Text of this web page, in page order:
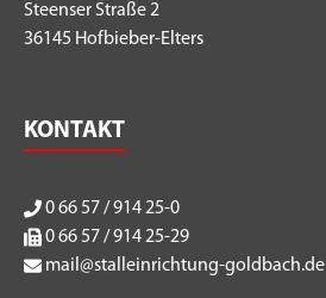
Steenser Straße 2
36145 Hofbieber-Elters
KONTAKT
0 66 57 / 914 25-0
0 66 57 / 914 25-29
mail@stalleinrichtung-goldbach.de